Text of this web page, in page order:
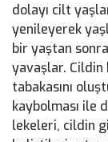
dolayı cilt
yenileyerek
bir yaştan
yavaşlar.
tabakasını
kaybolması ile
lekeleri, cildin